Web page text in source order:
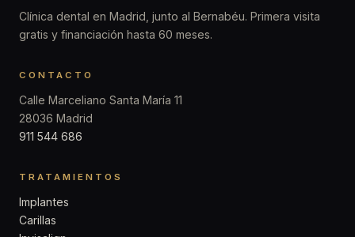
Clínica dental en Madrid, junto al Bernabéu. Primera visita
gratis y financiación hasta 60 meses.
CONTACTO
Calle Marceliano Santa María 11
28036 Madrid
911 544 686
TRATAMIENTOS
Implantes
Carillas